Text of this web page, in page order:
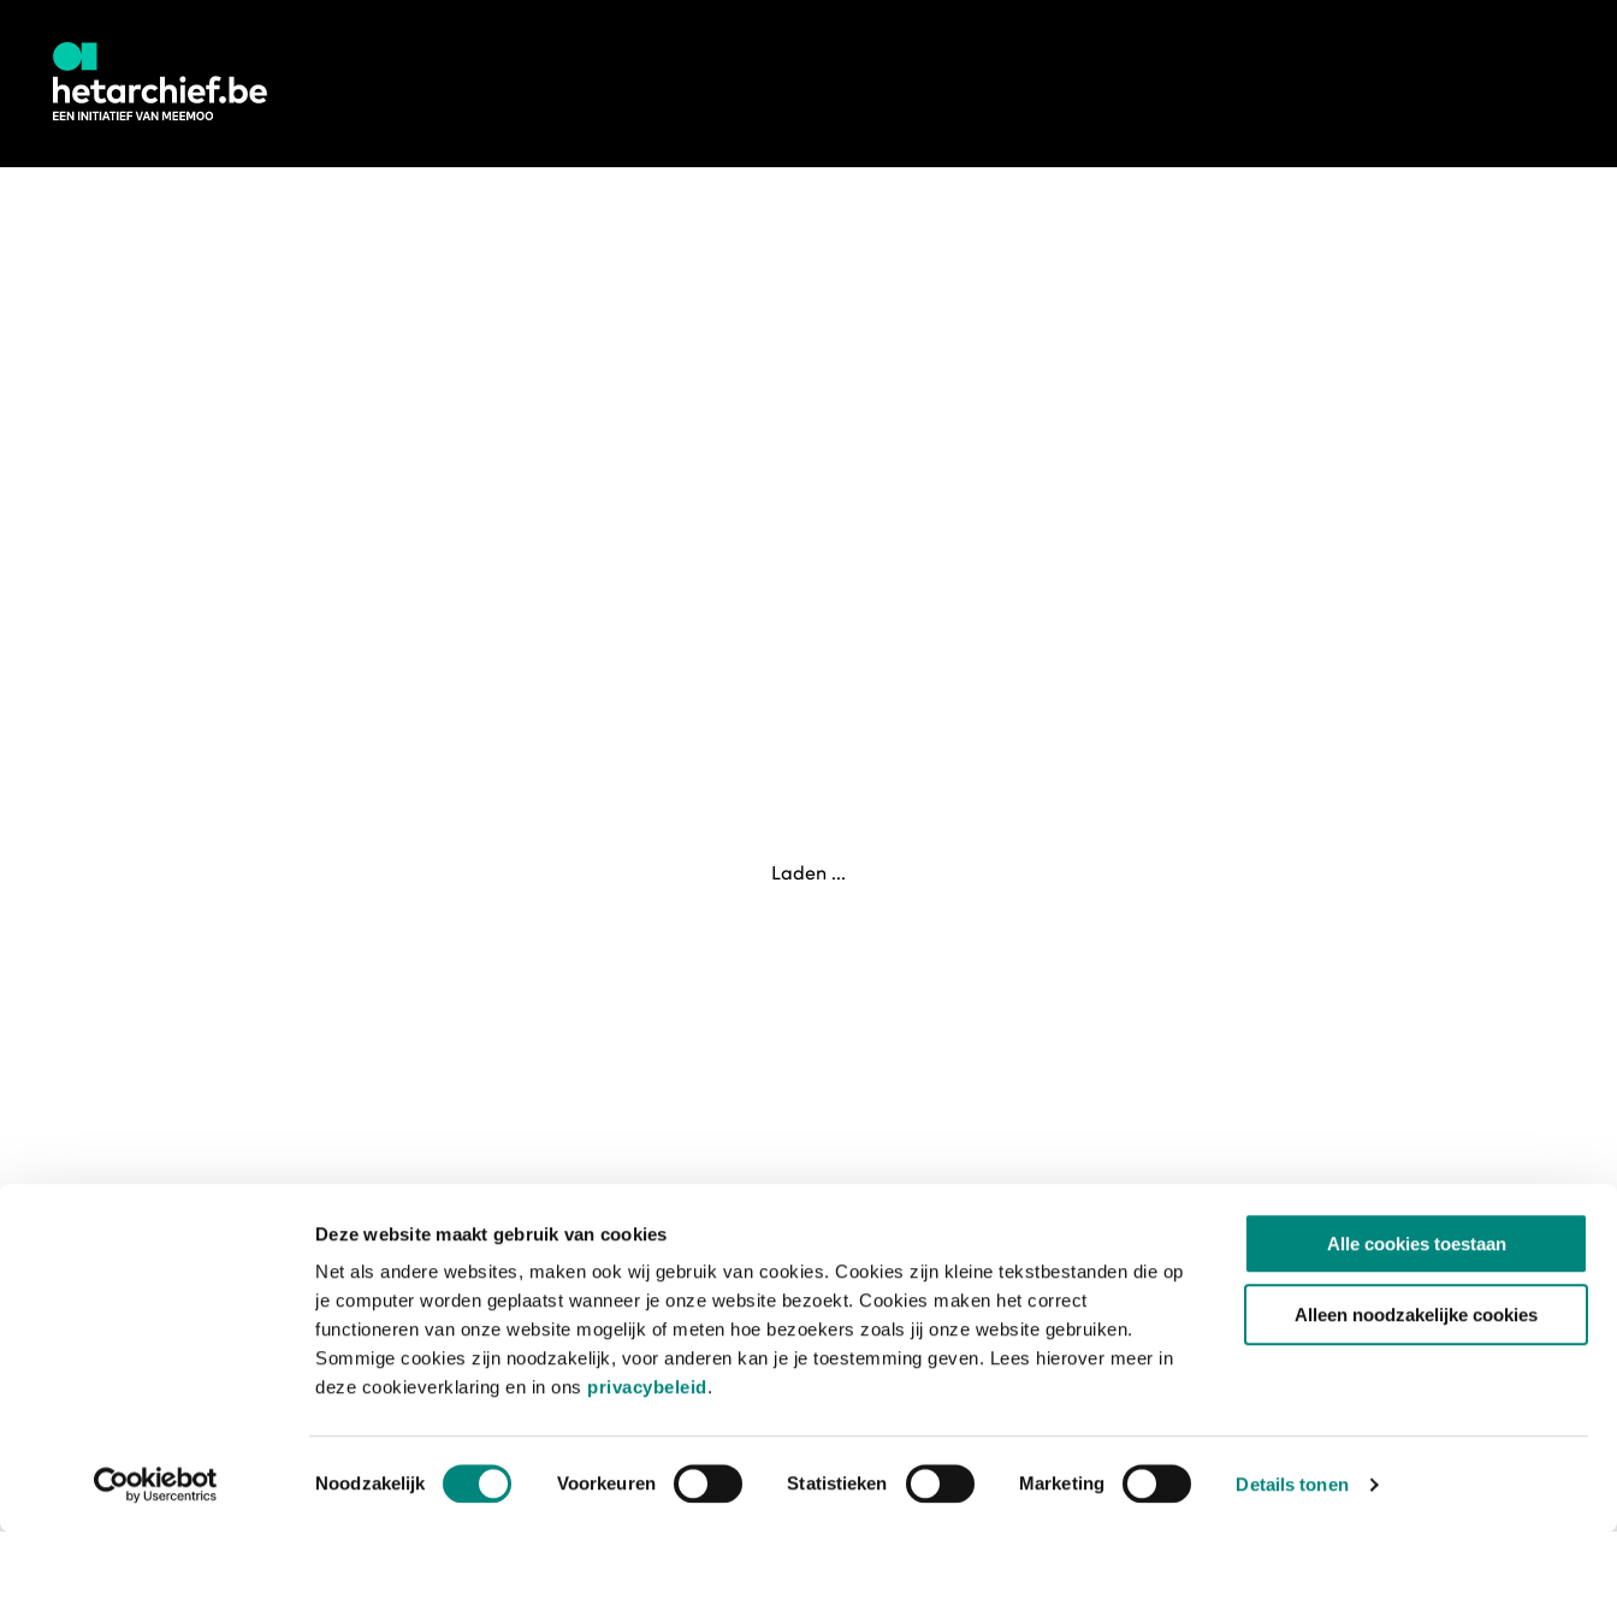
Deze website maakt gebruik van cookies
Net als andere websites, maken ook wij gebruik van cookies. Cookies zijn kleine tekstbestanden die op
je computer worden geplaatst wanneer je onze website bezoekt. Cookies maken het correct
functioneren van onze website mogelijk of meten hoe bezoekers zoals jij onze website gebruiken.
Sommige cookies zijn noodzakelijk, voor anderen kan je je toestemming geven. Lees hierover meer in
deze cookieverklaring en in ons privacybeleid.
Toestemmingsselectie
Noodzakelijk Voorkeuren Statistieken Marketing Details tonen
Alle cookies toestaan
Alleen noodzakelijke cookies
Laden ...